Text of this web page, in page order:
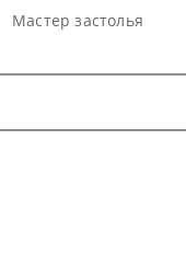
Мастер застолья